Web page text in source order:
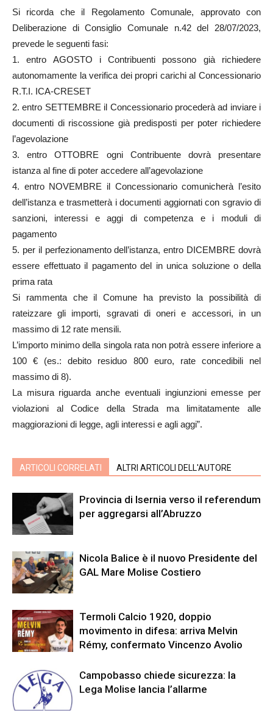
Si ricorda che il Regolamento Comunale, approvato con
Deliberazione di Consiglio Comunale n.42 del 28/07/2023,
prevede le seguenti fasi:
1. entro AGOSTO i Contribuenti possono già richiedere
autonomamente la verifica dei propri carichi al Concessionario
R.T.I. ICA-CRESET
2. entro SETTEMBRE il Concessionario procederà ad inviare i
documenti di riscossione già predisposti per poter richiedere
l’agevolazione
3. entro OTTOBRE ogni Contribuente dovrà presentare
istanza al fine di poter accedere all’agevolazione
4. entro NOVEMBRE il Concessionario comunicherà l’esito
dell’istanza e trasmetterà i documenti aggiornati con sgravio di
sanzioni, interessi e aggi di competenza e i moduli di
pagamento
5. per il perfezionamento dell’istanza, entro DICEMBRE dovrà
essere effettuato il pagamento del in unica soluzione o della
prima rata
Si rammenta che il Comune ha previsto la possibilità di
rateizzare gli importi, sgravati di oneri e accessori, in un
massimo di 12 rate mensili.
L’importo minimo della singola rata non potrà essere inferiore a
100 € (es.: debito residuo 800 euro, rate concedibili nel
massimo di 8).
La misura riguarda anche eventuali ingiunzioni emesse per
violazioni al Codice della Strada ma limitatamente alle
maggiorazioni di legge, agli interessi e agli aggi”.
ARTICOLI CORRELATI ALTRI ARTICOLI DELL'AUTORE
Provincia di Isernia verso il referendum
per aggregarsi all’Abruzzo
Nicola Balice è il nuovo Presidente del
GAL Mare Molise Costiero
Termoli Calcio 1920, doppio
movimento in difesa: arriva Melvin
Rémy, confermato Vincenzo Avolio
Campobasso chiede sicurezza: la
Lega Molise lancia l’allarme